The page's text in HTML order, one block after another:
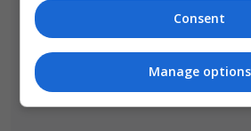
Consent
Manage options